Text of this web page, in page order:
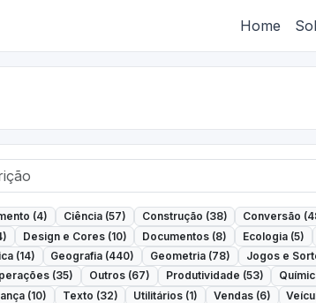
Home
(4) Ciência (57) Construção (38) Conversão
Design e Cores (10) Documentos (8) Ecologia (5)
(14) Geografia (440) Geometria (78) Jogos e
(35) Outros (67) Produtividade (53)
(10)
Texto (32) Utilitários (1) Vendas (6)